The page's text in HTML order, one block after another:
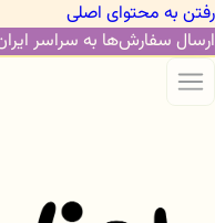
رفتن به محتوای اصلی
ارسال سفارش‌ها به سراسر